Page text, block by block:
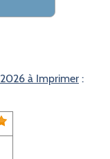
à Imprimer :